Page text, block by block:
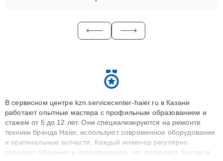
В сервисном центре kzn.servicecenter-haier.ru в Казани
работают опытные мастера с профильным образованием и
стажем от 5 до 12 лет. Они специализируются на ремонте
техники бренда Haier, используют современное оборудование
и оригинальные запчасти. Каждый инженер регулярно
проходит обучение и сертификацию, что позволяет быстро и